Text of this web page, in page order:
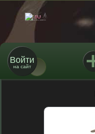
Войти
на сайт